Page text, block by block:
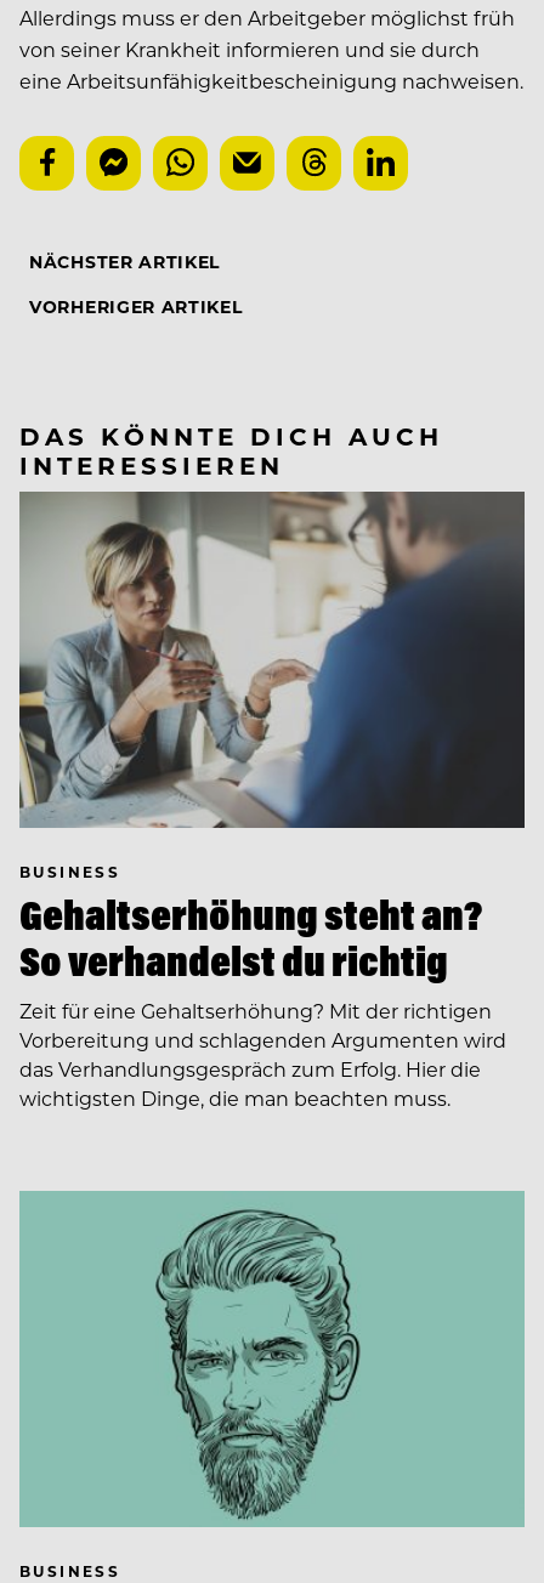
Allerdings muss er den Arbeitgeber möglichst früh
von seiner Krankheit informieren und sie durch
eine Arbeitsunfähigkeitbescheinigung nachweisen.
NÄCHSTER ARTIKEL
VORHERIGER ARTIKEL
DAS KÖNNTE DICH AUCH
INTERESSIEREN
BUSINESS
Gehaltserhöhung steht an?
So verhandelst du richtig
Zeit für eine Gehaltserhöhung? Mit der richtigen
Vorbereitung und schlagenden Argumenten wird
das Verhandlungsgespräch zum Erfolg. Hier die
wichtigsten Dinge, die man beachten muss.
BUSINESS